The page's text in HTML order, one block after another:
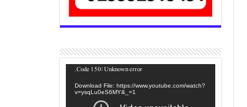
Player
Code 150: Unknown error.
Download File: https://www.youtube.com/watch?
v=ysqLu0eS6MY&_=1